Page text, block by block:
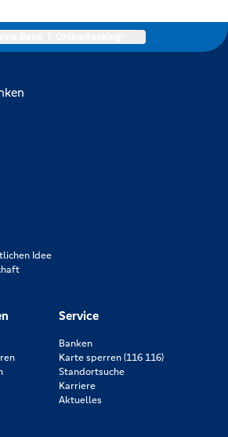
Idee
Service
Banken
Karte sperren (116 116)
Standortsuche
Karriere
Aktuelles